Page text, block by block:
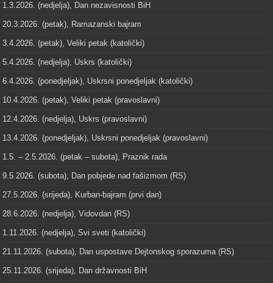
1.3.2026. (nedjelja), Dan nezavisnosti BiH
20.3.2026. (petak), Ramazanski bajram
3.4.2026. (petak), Veliki petak (katolički)
5.4.2026. (nedjelja), Uskrs (katolički)
6.4.2026. (ponedjeljak), Uskrsni ponedjeljak (katolički)
10.4.2026. (petak), Veliki petak (pravoslavni)
12.4.2026. (nedjelja), Uskrs (pravoslavni)
13.4.2026. (ponedjeljak), Uskrsni ponedjeljak (pravoslavni)
1.5. – 2.5.2026. (petak – subota), Praznik rada
9.5.2026. (subota), Dan pobjede nad fašizmom (RS)
27.5.2026. (srijeda), Kurban-bajram (prvi dan)
28.6.2026. (nedjelja), Vidovdan (RS)
1.11.2026. (nedjelja), Svi sveti (katolički)
21.11.2026. (subota), Dan uspostave Dejtonskog sporazuma (RS)
25.11.2026. (srijeda), Dan državnosti BiH